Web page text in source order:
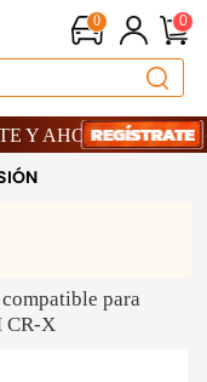
0 0
UN 10% ·
UN 10% ·
UN 10% ·
para
CR-X